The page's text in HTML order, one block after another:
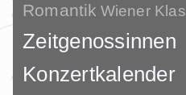
Romantik Wiener
Zeitgenossinnen
Konzertkalender